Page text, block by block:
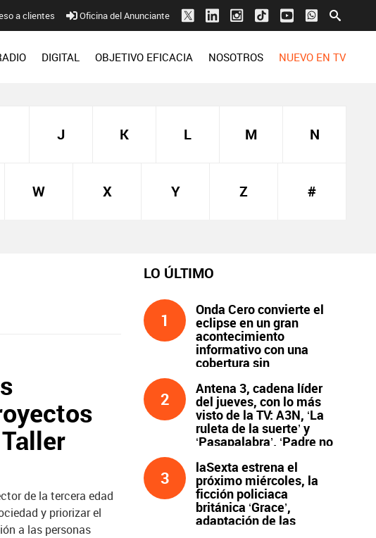
a clientes Oficina del Anunciante
DIGITAL OBJETIVO EFICACIA NOSOTROS NUEVO EN TV
J K L M N
W X Y Z #
de la tercera edad
y priorizar el
a las personas
LO ÚLTIMO
1
Onda Cero convierte el
eclipse en un gran
acontecimiento
informativo con una
cobertura sin
2
Antena 3, cadena líder
del jueves, con lo más
visto de la TV: A3N, ‘La
ruleta de la suerte’ y
‘Pasapalabra’. ‘Padre no
de la noche
3
laSexta estrena el
próximo miércoles, la
ficción policiaca
británica ‘Grace’,
adaptación de las